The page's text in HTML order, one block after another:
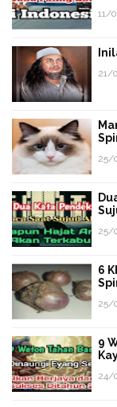
11/
21/
25/
25/
6
25/
9
24/